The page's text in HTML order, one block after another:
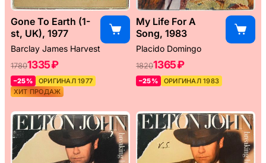
Gone To Earth (1-
st, UK), 1977
Barclay James Harvest
17801335 ₽
–25%
ОРИГИНАЛ 1977
ХИТ ПРОДАЖ
My Life For A
Song, 1983
Placido Domingo
18201365 ₽
–25% ОРИГИНАЛ 1983